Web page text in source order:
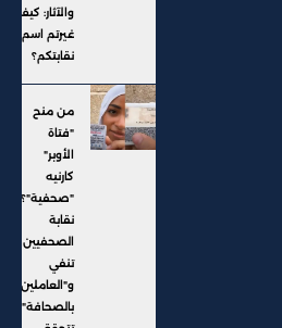
والآثار: كيف
غيرتم اسم
نقابتكم؟
من منح
"فتاة
الأوبر"
كارنيه
"صحفية"؟..
نقابة
الصحفيين
تنفي
و"العاملين
بالصحافة"